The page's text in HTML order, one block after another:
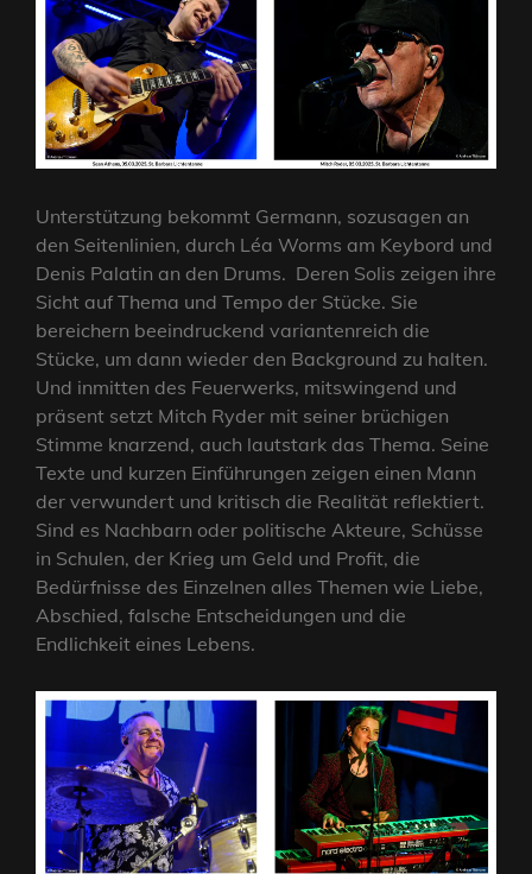
Unterstützung bekommt Germann, sozusagen an
den Seitenlinien, durch Léa Worms am Keybord und
Denis Palatin an den Drums. Deren Solis zeigen ihre
Sicht auf Thema und Tempo der Stücke. Sie
bereichern beeindruckend variantenreich die
Stücke, um dann wieder den Background zu halten.
Und inmitten des Feuerwerks, mitswingend und
präsent setzt Mitch Ryder mit seiner brüchigen
Stimme knarzend, auch lautstark das Thema. Seine
Texte und kurzen Einführungen zeigen einen Mann
der verwundert und kritisch die Realität reflektiert.
Sind es Nachbarn oder politische Akteure, Schüsse
in Schulen, der Krieg um Geld und Profit, die
Bedürfnisse des Einzelnen alles Themen wie Liebe,
Abschied, falsche Entscheidungen und die
Endlichkeit eines Lebens.